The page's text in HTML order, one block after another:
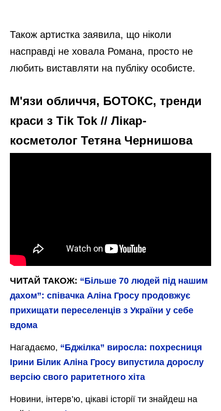
Також артистка заявила, що ніколи
насправді не ховала Романа, просто не
любить виставляти на публіку особисте.
М'язи обличчя, БОТОКС, тренди
краси з Tik Tok // Лікар-
косметолог Тетяна Чернишова
ЧИТАЙ ТАКОЖ: “Більше 70 людей під нашим
дахом”: співачка Аліна Гросу продовжує
прихищати переселенців з України у себе
вдома
Нагадаємо, “Бджілка” виросла: похресниця
Ірини Білик Аліна Гросу випустила дорослу
версію свого раритетного хіта
Новини, інтерв’ю, цікаві історії ти знайдеш на